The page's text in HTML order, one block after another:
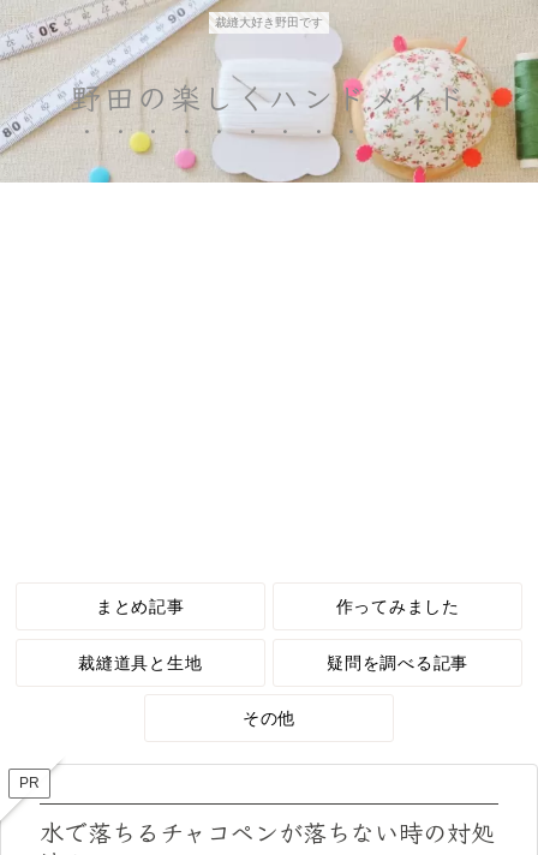
裁縫大好き野田です
野田の楽しくハンドメイド
まとめ記事 作ってみました
裁縫道具と生地 疑問を調べる記事
その他
PR
水で落ちるチャコペンが落ちない時の対処